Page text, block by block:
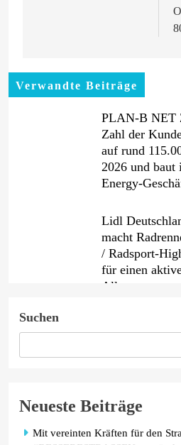
Verwandte Beiträge
PLAN-B NET
Zahl der
auf rund
2026 und baut
Energy-
Lidl
macht
/ Radsport-
für einen
Alltag
AKKO feiert
mit neuen
PKV-Vertrieb
JP Consulting
Suchen
Neueste Beiträge
Mit vereinten Kräften für den